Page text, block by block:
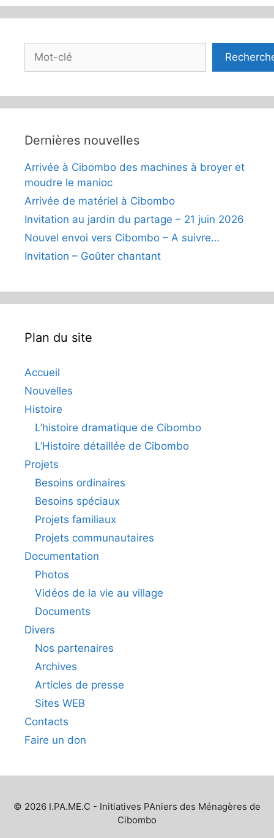
Rechercher
Dernières nouvelles
Arrivée à Cibombo des machines à broyer et
moudre le manioc
Arrivée de matériel à Cibombo
Invitation au jardin du partage – 21 juin 2026
Nouvel envoi vers Cibombo – A suivre…
Invitation – Goûter chantant
Plan du site
Accueil
Nouvelles
Histoire
L’histoire dramatique de Cibombo
L’Histoire détaillée de Cibombo
Projets
Besoins ordinaires
Besoins spéciaux
Projets familiaux
Projets communautaires
Documentation
Photos
Vidéos de la vie au village
Documents
Divers
Nos partenaires
Archives
Articles de presse
Sites WEB
Contacts
Faire un don
© 2026 I.PA.ME.C - Initiatives PAniers des Ménagères de
Cibombo